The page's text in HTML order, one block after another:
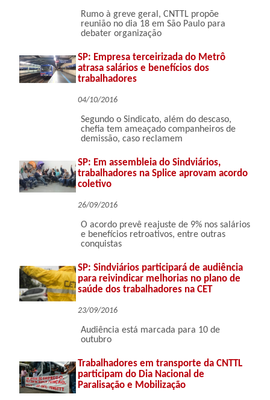
Rumo à greve geral, CNTTL propõe
reunião no dia 18 em São Paulo para
debater organização
SP: Empresa terceirizada do Metrô
atrasa salários e benefícios dos
trabalhadores
04/10/2016
Segundo o Sindicato, além do descaso,
chefia tem ameaçado companheiros de
demissão, caso reclamem
SP: Em assembleia do Sindviários,
trabalhadores na Splice aprovam acordo
coletivo
26/09/2016
O acordo prevê reajuste de 9% nos salários
e benefícios retroativos, entre outras
conquistas
SP: Sindviários participará de audiência
para reivindicar melhorias no plano de
saúde dos trabalhadores na CET
23/09/2016
Audiência está marcada para 10 de
outubro
Trabalhadores em transporte da CNTTL
participam do Dia Nacional de
Paralisação e Mobilização